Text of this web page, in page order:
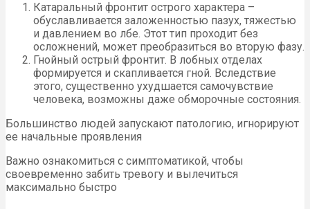
Катаральный фронтит острого характера –
обуславливается заложенностью пазух, тяжестью
и давлением во лбе. Этот тип проходит без
осложнений, может преобразиться во вторую фазу.
Гнойный острый фронтит. В лобных отделах
формируется и скапливается гной. Вследствие
этого, существенно ухудшается самочувствие
человека, возможны даже обморочные состояния.
Большинство людей запускают патологию, игнорируют
ее начальные проявления
Важно ознакомиться с симптоматикой, чтобы
своевременно забить тревогу и вылечиться
максимально быстро